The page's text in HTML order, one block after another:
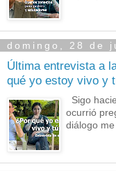
domingo, 28 de
Última entrevista a
qué yo estoy vivo y
Sigo
ocurrió
diálogo